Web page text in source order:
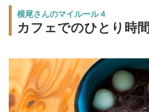
横尾さんのマイルール４
カフェでのひとり時間